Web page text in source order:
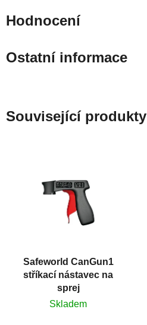
Hodnocení
Ostatní informace
Související produkty
Safeworld CanGun1
stříkací nástavec na
sprej
Skladem